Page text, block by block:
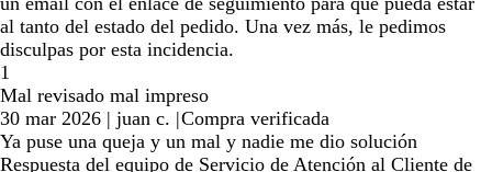
al tanto del estado del pedido. Una vez más, le pedimos
disculpas por esta incidencia.
1
Mal revisado mal impreso
30 mar 2026 | juan c. |Compra verificada
Ya puse una queja y un mal y nadie me dio solución
Respuesta del equipo de Servicio de Atención al Cliente de